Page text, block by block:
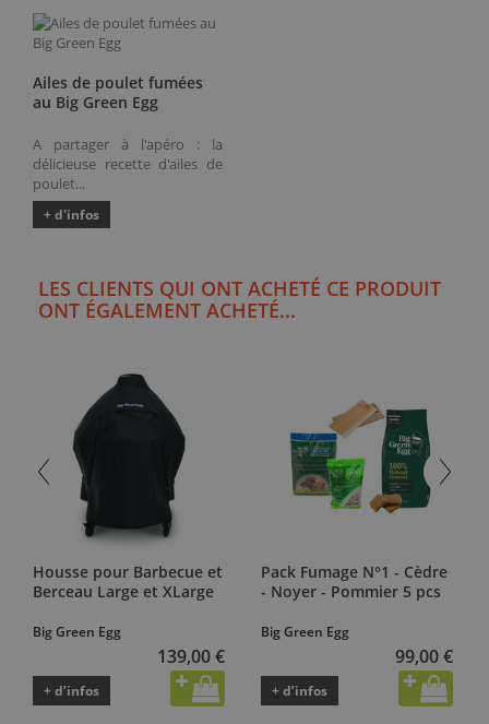
Ailes de poulet fumées
au Big Green Egg
A partager à l'apéro : la
délicieuse recette d'ailes de
poulet...
+ d'infos
LES CLIENTS QUI ONT ACHETÉ CE PRODUIT
ONT ÉGALEMENT ACHETÉ...
Housse pour Barbecue et
Berceau Large et XLarge
Big Green Egg
139,00 €
+ d’infos
Pack Fumage N°1 - Cèdre
- Noyer - Pommier 5 pcs
Big Green Egg
99,00 €
+ d’infos